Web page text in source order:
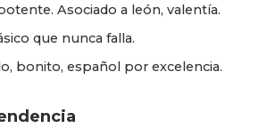
Asociado a león, valentía.
que nunca falla.
bonito, español por excelencia.